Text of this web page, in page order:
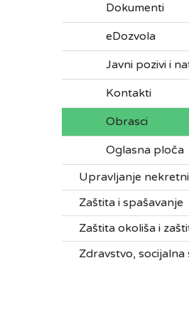
Dokumenti
eDozvola
Javni pozivi i
Kontakti
Obrasci
Oglasna ploča
Upravljanje
Zaštita i spašavanje
Zaštita okoliša i
Zdravstvo,